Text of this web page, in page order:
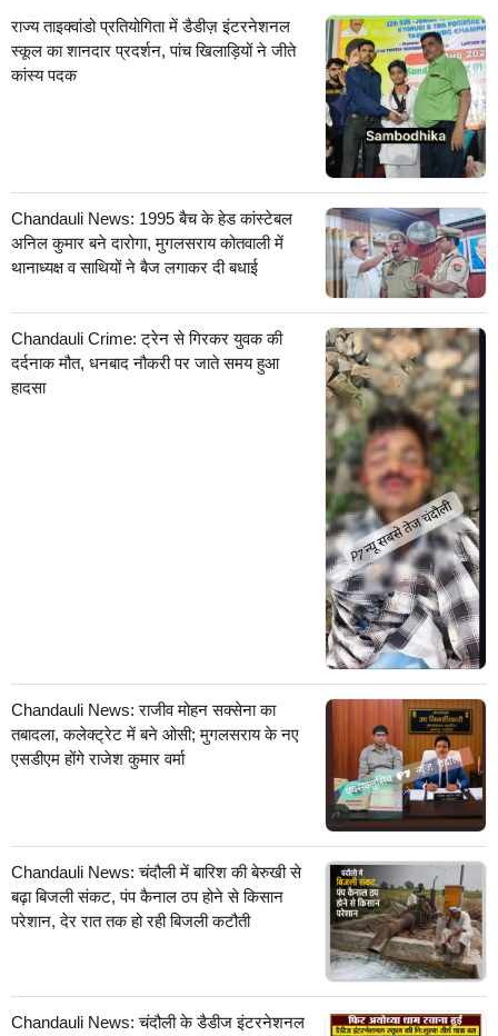
राज्य ताइक्वांडो प्रतियोगिता में डैडीज़ इंटरनेशनल
स्कूल का शानदार प्रदर्शन, पांच खिलाड़ियों ने जीते
कांस्य पदक
Chandauli News: 1995 बैच के हेड कांस्टेबल
अनिल कुमार बने दारोगा, मुगलसराय कोतवाली में
थानाध्यक्ष व साथियों ने बैज लगाकर दी बधाई
Chandauli Crime: ट्रेन से गिरकर युवक की
दर्दनाक मौत, धनबाद नौकरी पर जाते समय हुआ
हादसा
Chandauli News: राजीव मोहन सक्सेना का
तबादला, कलेक्ट्रेट में बने ओसी; मुगलसराय के नए
एसडीएम होंगे राजेश कुमार वर्मा
Chandauli News: चंदौली में बारिश की बेरुखी से
बढ़ा बिजली संकट, पंप कैनाल ठप होने से किसान
परेशान, देर रात तक हो रही बिजली कटौती
Chandauli News: चंदौली के डैडीज इंटरनेशनल